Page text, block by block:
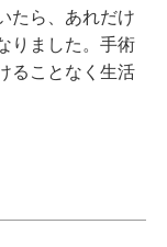
たら、あれだけ
りました。手術
ることなく生活